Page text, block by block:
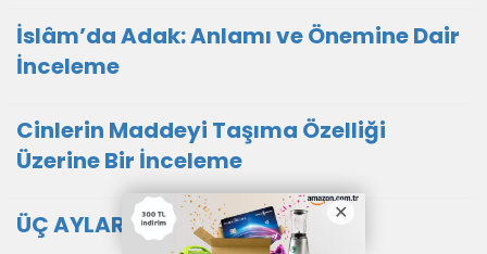
İslâm’da Adak: Anlamı ve Önemine Dair
İnceleme
Cinlerin Maddeyi Taşıma Özelliği
Üzerine Bir İnceleme
ÜÇ AYLAR